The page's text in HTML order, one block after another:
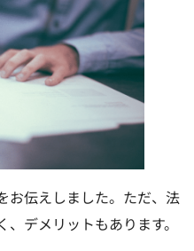
お伝えしました。ただ、法
デメリットもあります。